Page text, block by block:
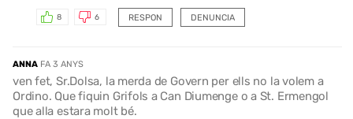
RESPON
8 6 DENUNCIA
ANNA FA 3 ANYS
ven fet, Sr.Dolsa, la merda de Govern per ells no la volem a
Ordino. Que fiquin Grifols a Can Diumenge o a St. Ermengol
que alla estara molt bé.